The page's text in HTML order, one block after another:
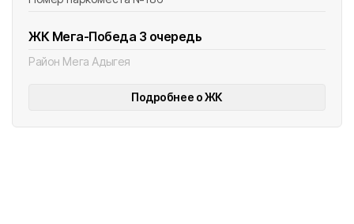
ЖК Мега-Победа 3 очередь
Подробнее о ЖК
Район Мега Адыгея